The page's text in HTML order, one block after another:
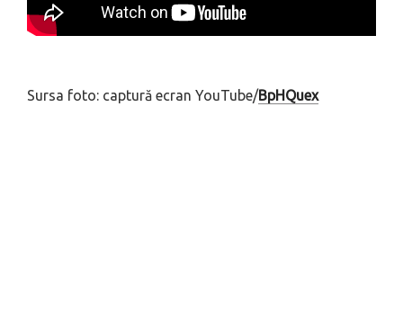
Sursa foto: captură ecran YouTube/BpHQuex